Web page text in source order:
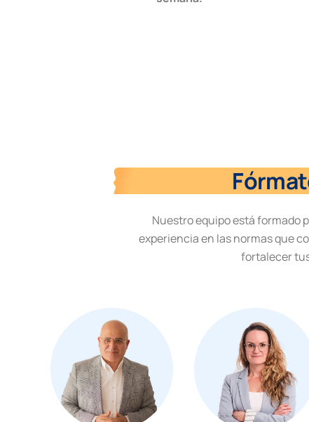
Nuestro equipo está formado
experiencia en las normas que
fortalecer